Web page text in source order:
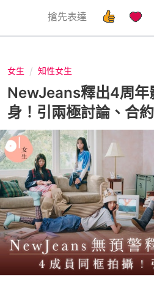
搶先表達
女生 知性女生
NewJeans釋出4周年
身！引兩極討論、合